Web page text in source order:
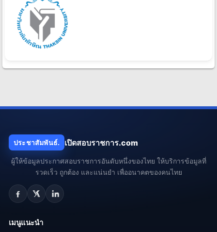
ประชาสัมพันธ์. เปิดสอบราชการ.com
ผู้ให้ข้อมูลประกาศสอบราชการอันดับหนึ่งของไทย ให้บริการข้อมูลที่
รวดเร็ว ถูกต้อง และแน่นยำ เพื่ออนาคตของคนไทย
เมนูแนะนำ